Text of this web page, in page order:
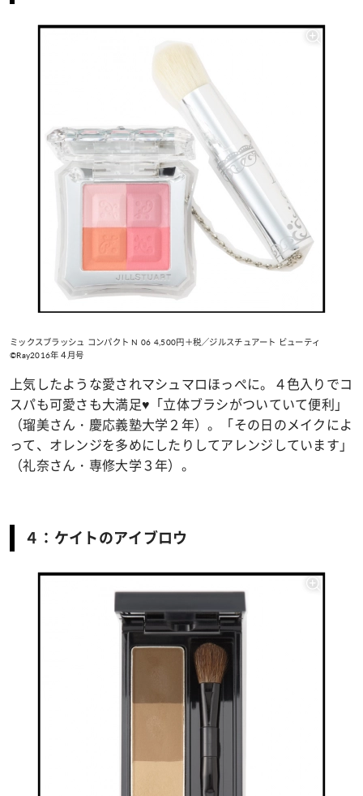
ミックスブラッシュ コンパクト N 06 4,500円＋税／ジルスチュアート ビューティ
©Ray2016年４月号
上気したような愛されマシュマロほっぺに。４色入りでコ
スパも可愛さも大満足♥ 「立体ブラシがついていて便利」
（瑠美さん・慶応義塾大学２年）。「その日のメイクによ
って、オレンジを多めにしたりしてアレンジしています」
（礼奈さん・専修大学３年）。
４：ケイトのアイブロウ